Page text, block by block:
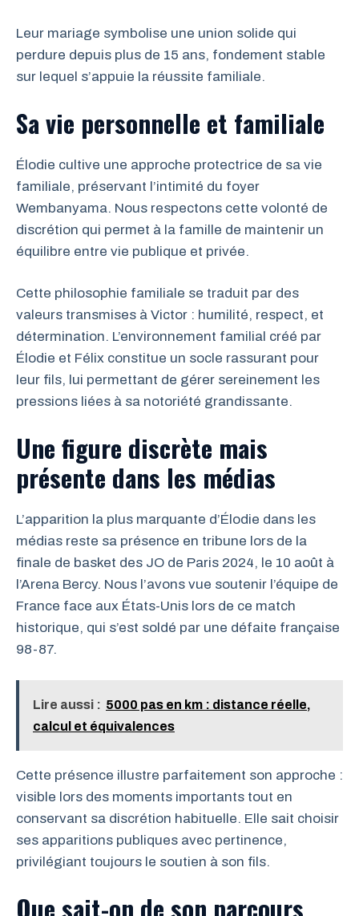
Leur mariage symbolise une union solide qui
perdure depuis plus de 15 ans, fondement stable
sur lequel s’appuie la réussite familiale.
Sa vie personnelle et familiale
Élodie cultive une approche protectrice de sa vie
familiale, préservant l’intimité du foyer
Wembanyama. Nous respectons cette volonté de
discrétion qui permet à la famille de maintenir un
équilibre entre vie publique et privée.
Cette philosophie familiale se traduit par des
valeurs transmises à Victor : humilité, respect, et
détermination. L’environnement familial créé par
Élodie et Félix constitue un socle rassurant pour
leur fils, lui permettant de gérer sereinement les
pressions liées à sa notoriété grandissante.
Une figure discrète mais
présente dans les médias
L’apparition la plus marquante d’Élodie dans les
médias reste sa présence en tribune lors de la
finale de basket des JO de Paris 2024, le 10 août à
l’Arena Bercy. Nous l’avons vue soutenir l’équipe de
France face aux États-Unis lors de ce match
historique, qui s’est soldé par une défaite française
98-87.
Lire aussi : 5000 pas en km : distance réelle,
calcul et équivalences
Cette présence illustre parfaitement son approche :
visible lors des moments importants tout en
conservant sa discrétion habituelle. Elle sait choisir
ses apparitions publiques avec pertinence,
privilégiant toujours le soutien à son fils.
Que sait-on de son parcours